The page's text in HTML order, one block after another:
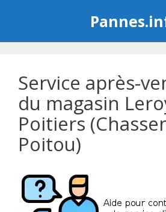
Service après-
du magasin
Poitiers
Poitou)